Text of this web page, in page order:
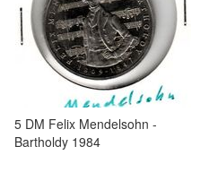
5 DM Felix Mendelsohn -
Bartholdy 1984